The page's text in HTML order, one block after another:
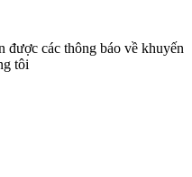
được các thông báo về khuyến
tôi